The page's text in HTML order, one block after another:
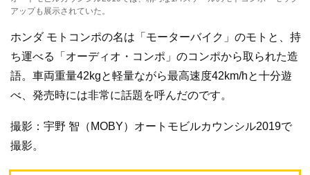
アップも展示されていた。
ホンダ モトコンポの名は「モーターバイク」のモトと、持
ち運べる「オーディオ・コンポ」のコンポから取られた造
語。車両重量42kgと軽量ながら最高速度42km/hと十分遊
べ、発売時には非常に話題を呼んだのです。
撮影：宇野 智（MOBY）オートモビルカウンシル2019で
撮影。